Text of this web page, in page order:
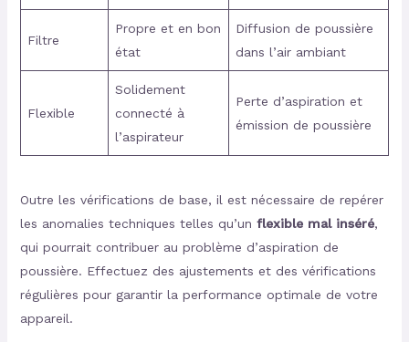
Filtre
Propre et en bon
état
Diffusion de poussière
dans l’air ambiant
Flexible
Solidement
connecté à
l’aspirateur
Perte d’aspiration et
émission de poussière
Outre les vérifications de base, il est nécessaire de repérer
les anomalies techniques telles qu’un flexible mal inséré,
qui pourrait contribuer au problème d’aspiration de
poussière. Effectuez des ajustements et des vérifications
régulières pour garantir la performance optimale de votre
appareil.